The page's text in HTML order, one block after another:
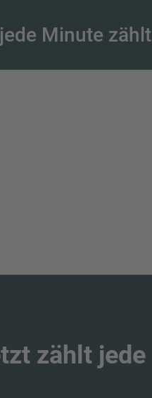
Minute zählt
zählt jede